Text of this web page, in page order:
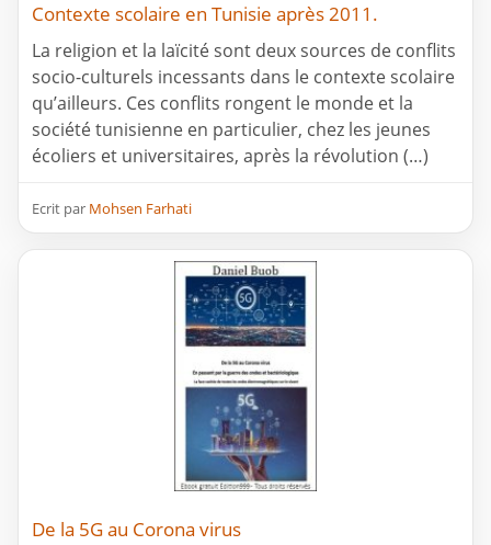
Contexte scolaire en Tunisie après 2011.
La religion et la laïcité sont deux sources de conflits
socio-culturels incessants dans le contexte scolaire
qu’ailleurs. Ces conflits rongent le monde et la
société tunisienne en particulier, chez les jeunes
écoliers et universitaires, après la révolution (…)
Ecrit par Mohsen Farhati
De la 5G au Corona virus